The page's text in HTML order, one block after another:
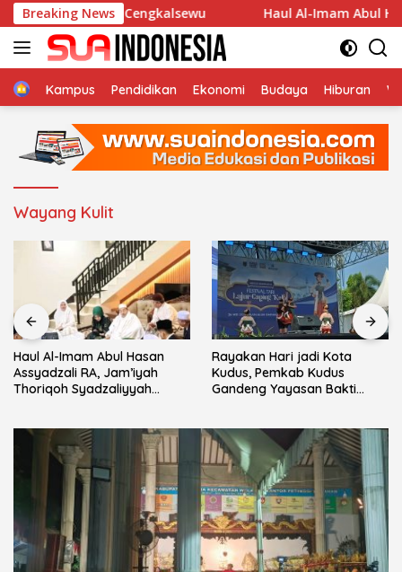
Langsung
ke
konten
Breaking News
Nur Desa Cengkalsewu Haul Al-Imam Abul Hasan
HomeKampus Pendidikan Ekonomi Budaya Hiburan
Wayang Kulit
Haul Al-Imam Abul Hasan
Assyadzali RA, Jam’iyah
Thoriqoh Syadzaliyyah
Rayakan Hari jadi Kota
Kudus, Pemkab Kudus
Gandeng Yayasan Bakti